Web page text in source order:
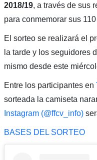
2018/19, a través de sus
para conmemorar sus
El sorteo se realizará el
la tarde y los seguidores
mismo desde este
Entre los participantes en
sorteada la camiseta
Instagram (@ffcv_info)
BASES DEL SORTEO